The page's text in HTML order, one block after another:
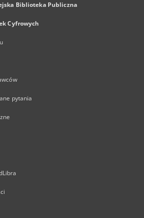
Biblioteka Publiczna
Cyfrowych
pytania